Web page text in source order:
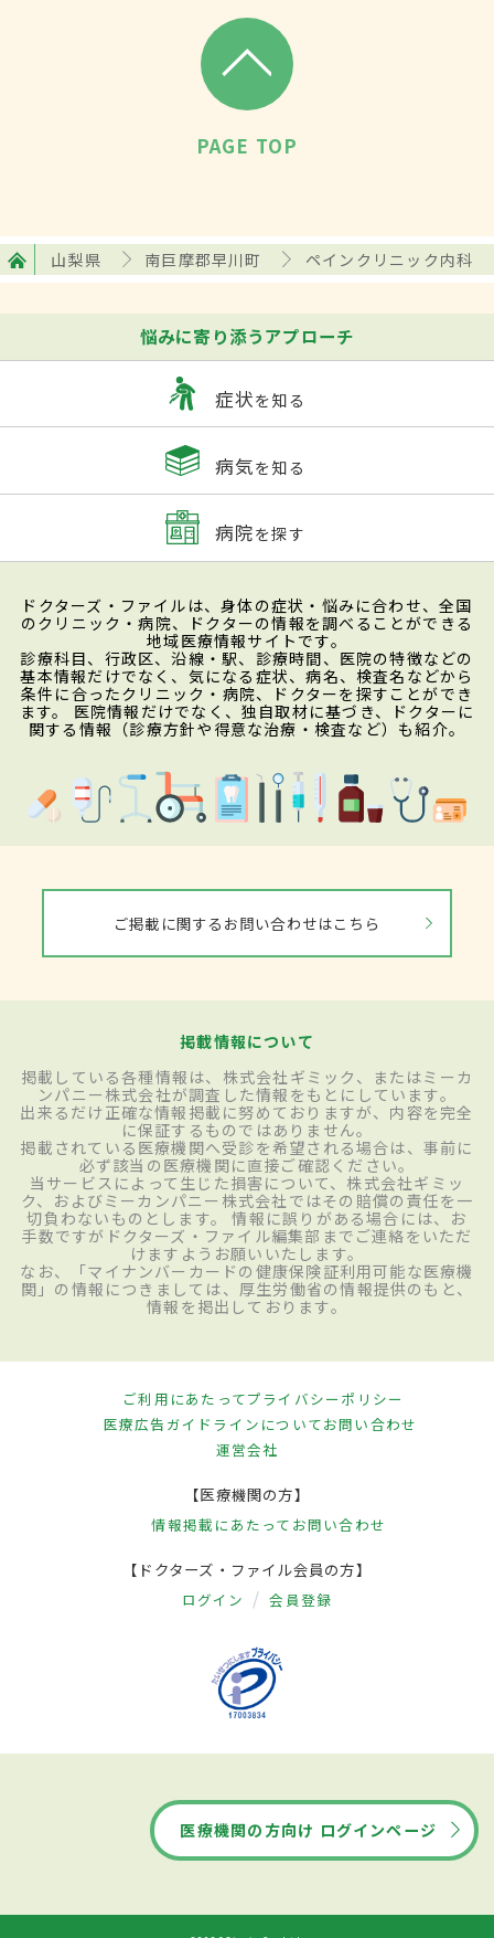
PAGE TOP
山梨県 南巨摩郡早川町 ペインクリニック内科
悩みに寄り添うアプローチ
症状を知る
病気を知る
病院を探す
ドクターズ・ファイルは、身体の症状・悩みに合わせ、全国
のクリニック・病院、ドクターの情報を調べることができる
地域医療情報サイトです。
診療科目、行政区、沿線・駅、診療時間、医院の特徴などの
基本情報だけでなく、気になる症状、病名、検査名などから
条件に合ったクリニック・病院、ドクターを探すことができ
ます。 医院情報だけでなく、独自取材に基づき、ドクターに
関する情報（診療方針や得意な治療・検査など）も紹介。
ご掲載に関するお問い合わせはこちら
掲載情報について
掲載している各種情報は、株式会社ギミック、またはミーカ
ンパニー株式会社が調査した情報をもとにしています。
出来るだけ正確な情報掲載に努めておりますが、内容を完全
に保証するものではありません。
掲載されている医療機関へ受診を希望される場合は、事前に
必ず該当の医療機関に直接ご確認ください。
当サービスによって生じた損害について、株式会社ギミッ
ク、およびミーカンパニー株式会社ではその賠償の責任を一
切負わないものとします。 情報に誤りがある場合には、お
手数ですがドクターズ・ファイル編集部までご連絡をいただ
けますようお願いいたします。
なお、「マイナンバーカードの健康保険証利用可能な医療機
関」の情報につきましては、厚生労働省の情報提供のもと、
情報を掲出しております。
ご利用にあたってプライバシーポリシー
医療広告ガイドラインについてお問い合わせ
運営会社
【医療機関の方】
情報掲載にあたって お問い合わせ
【ドクターズ・ファイル会員の方】
ログイン 会員登録
医療機関の方向け ログインページ